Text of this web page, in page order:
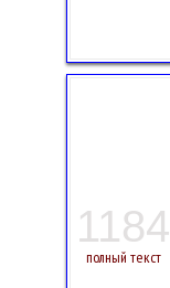
1184
полный текст